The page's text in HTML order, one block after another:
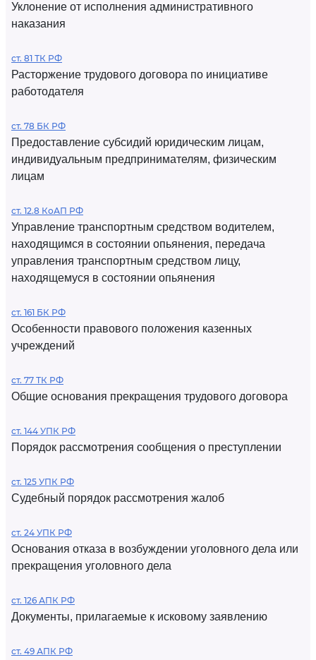
Уклонение от исполнения административного
наказания
ст. 81 ТК РФ
Расторжение трудового договора по инициативе
работодателя
ст. 78 БК РФ
Предоставление субсидий юридическим лицам,
индивидуальным предпринимателям, физическим
лицам
ст. 12.8 КоАП РФ
Управление транспортным средством водителем,
находящимся в состоянии опьянения, передача
управления транспортным средством лицу,
находящемуся в состоянии опьянения
ст. 161 БК РФ
Особенности правового положения казенных
учреждений
ст. 77 ТК РФ
Общие основания прекращения трудового договора
ст. 144 УПК РФ
Порядок рассмотрения сообщения о преступлении
ст. 125 УПК РФ
Судебный порядок рассмотрения жалоб
ст. 24 УПК РФ
Основания отказа в возбуждении уголовного дела или
прекращения уголовного дела
ст. 126 АПК РФ
Документы, прилагаемые к исковому заявлению
ст. 49 АПК РФ